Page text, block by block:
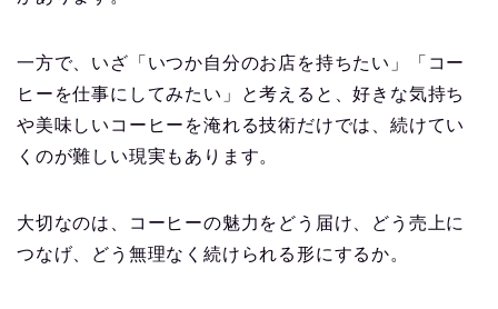
一方で、いざ「いつか自分のお店を持ちたい」「コー
ヒーを仕事にしてみたい」と考えると、好きな気持ち
や美味しいコーヒーを淹れる技術だけでは、続けてい
くのが難しい現実もあります。
大切なのは、コーヒーの魅力をどう届け、どう売上に
つなげ、どう無理なく続けられる形にするか。